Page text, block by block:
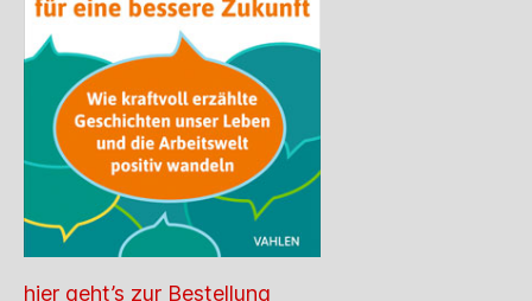
hier geht’s zur Bestellung